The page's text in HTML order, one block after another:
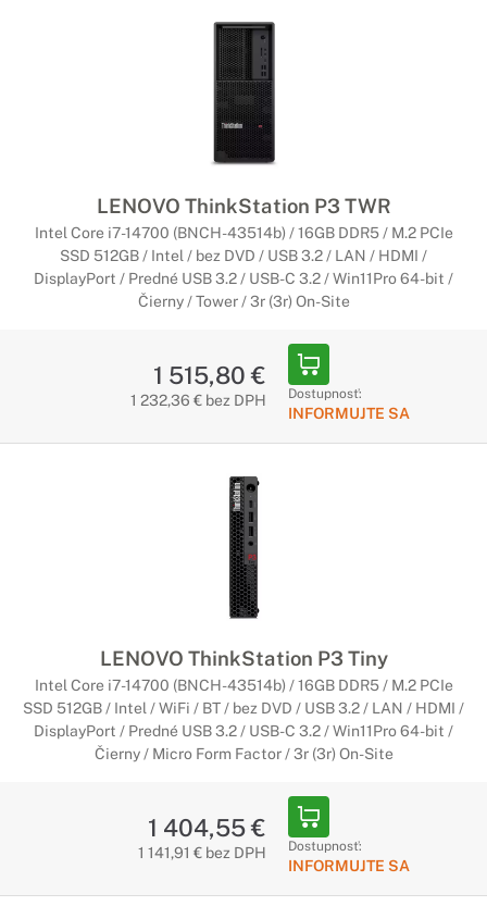
LENOVO ThinkStation P3 TWR
Intel Core i7-14700 (BNCH-43514b) / 16GB DDR5 / M.2 PCIe
SSD 512GB / Intel / bez DVD / USB 3.2 / LAN / HDMI /
DisplayPort / Predné USB 3.2 / USB-C 3.2 / Win11Pro 64-bit /
Čierny / Tower / 3r (3r) On-Site
1 515,80 €
1 232,36 € bez DPH Dostupnosť:
INFORMUJTE SA
LENOVO ThinkStation P3 Tiny
Intel Core i7-14700 (BNCH-43514b) / 16GB DDR5 / M.2 PCIe
SSD 512GB / Intel / WiFi / BT / bez DVD / USB 3.2 / LAN / HDMI /
DisplayPort / Predné USB 3.2 / USB-C 3.2 / Win11Pro 64-bit /
Čierny / Micro Form Factor / 3r (3r) On-Site
1 404,55 €
1 141,91 € bez DPH Dostupnosť:
INFORMUJTE SA